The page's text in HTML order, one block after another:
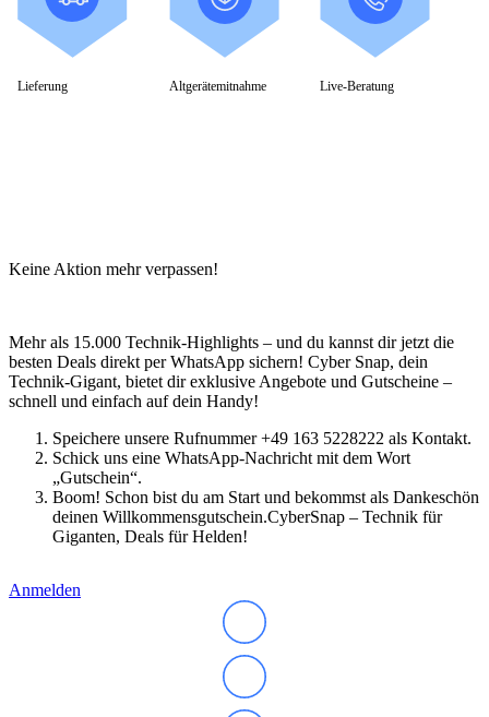
Lieferung Altgerätemitnahme Live-Beratung
Keine Aktion mehr verpassen!
Mehr als 15.000 Technik-Highlights – und du kannst dir jetzt die
besten Deals direkt per WhatsApp sichern! Cyber Snap, dein
Technik-Gigant, bietet dir exklusive Angebote und Gutscheine –
schnell und einfach auf dein Handy!
Speichere unsere Rufnummer +49 163 5228222 als Kontakt.
Schick uns eine WhatsApp-Nachricht mit dem Wort
„Gutschein“.
Boom! Schon bist du am Start und bekommst als Dankeschön
deinen Willkommensgutschein.CyberSnap – Technik für
Giganten, Deals für Helden!
Anmelden